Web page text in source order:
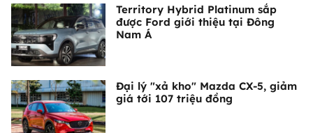
Territory Hybrid Platinum sắp
được Ford giới thiệu tại Đông
Nam Á
Đại lý "xả kho" Mazda CX-5, giảm
giá tới 107 triệu đồng